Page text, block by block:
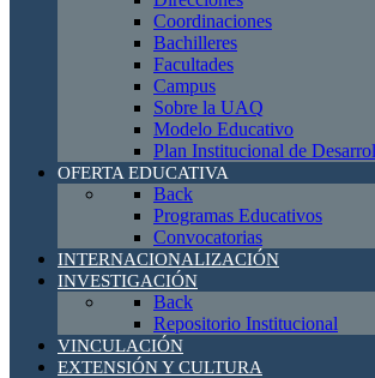
Coordinaciones
Bachilleres
Facultades
Campus
Sobre la UAQ
Modelo Educativo
Plan Institucional de
OFERTA EDUCATIVA
Back
Programas Educativos
Convocatorias
INTERNACIONALIZACIÓN
INVESTIGACIÓN
Back
Repositorio Institucional
VINCULACIÓN
EXTENSIÓN Y CULTURA